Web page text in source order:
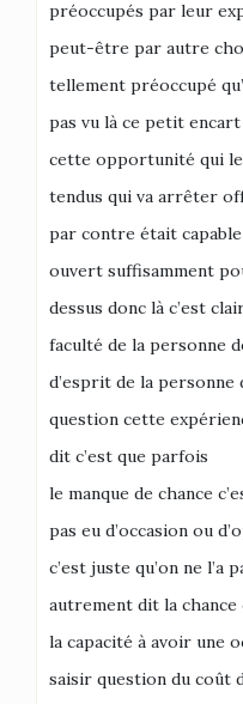
préoccupés par leur
peut-être par autre
tellement préoccupé
pas vu là ce petit encart
cette opportunité qui
tendus qui va arrêter
par contre était
ouvert suffisamment
dessus donc là c’est
faculté de la personne
d’esprit de la
question cette
dit c’est que parfois
le manque de chance
pas eu d’occasion ou
c’est juste qu’on ne l’a
autrement dit la chance
la capacité à avoir une
saisir question du coût